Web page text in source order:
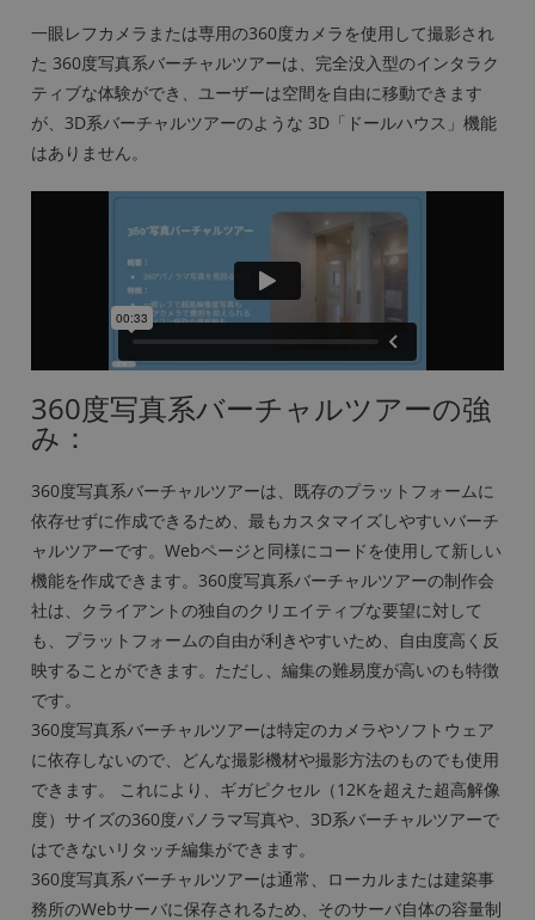
一眼レフカメラまたは専用の360度カメラを使用して撮影され
た 360度写真系バーチャルツアーは、完全没入型のインタラク
ティブな体験ができ、ユーザーは空間を自由に移動できます
が、3D系バーチャルツアーのような 3D「ドールハウス」機能
はありません。
360度写真系バーチャルツアーの強
み：
360度写真系バーチャルツアーは、既存のプラットフォームに
依存せずに作成できるため、最もカスタマイズしやすいバーチ
ャルツアーです。Webページと同様にコードを使用して新しい
機能を作成できます。360度写真系バーチャルツアーの制作会
社は、クライアントの独自のクリエイティブな要望に対して
も、プラットフォームの自由が利きやすいため、自由度高く反
映することができます。ただし、編集の難易度が高いのも特徴
です。
360度写真系バーチャルツアーは特定のカメラやソフトウェア
に依存しないので、どんな撮影機材や撮影方法のものでも使用
できます。 これにより、ギガピクセル（12Kを超えた超高解像
度）サイズの360度パノラマ写真や、3D系バーチャルツアーで
はできないリタッチ編集ができます。
360度写真系バーチャルツアーは通常、ローカルまたは建築事
務所のWebサーバに保存されるため、そのサーバ自体の容量制